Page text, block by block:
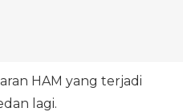
HAM yang terjadi
lagi.